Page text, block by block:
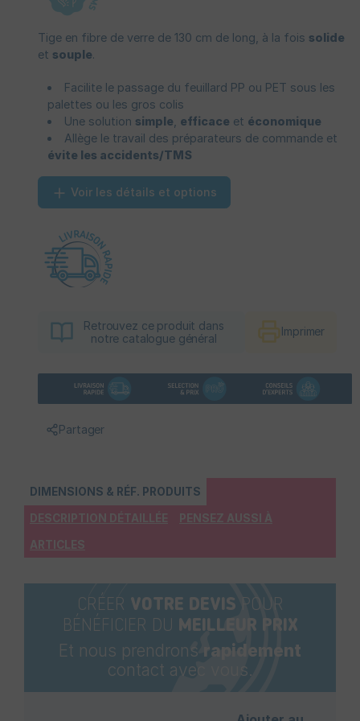
Tige en fibre de verre de 130 cm de long, à la fois solide
et souple.
Facilite le passage du feuillard PP ou PET sous les
palettes ou les gros colis
Une solution simple efficace et économique
Allège le travail des préparateurs de commande et
évite les accidents/TMS
Voir les détails et options
Retrouvez ce produit dans
notre catalogue général
Imprimer
Partager
DIMENSIONS & RÉF. PRODUITS
DESCRIPTION DÉTAILLÉE PENSEZ AUSSI À
ARTICLES
CRÉER VOTRE DEVIS POUR
BÉNÉFICIER DU MEILLEUR PRIX
Et nous prendrons rapidement
contact avec vous.